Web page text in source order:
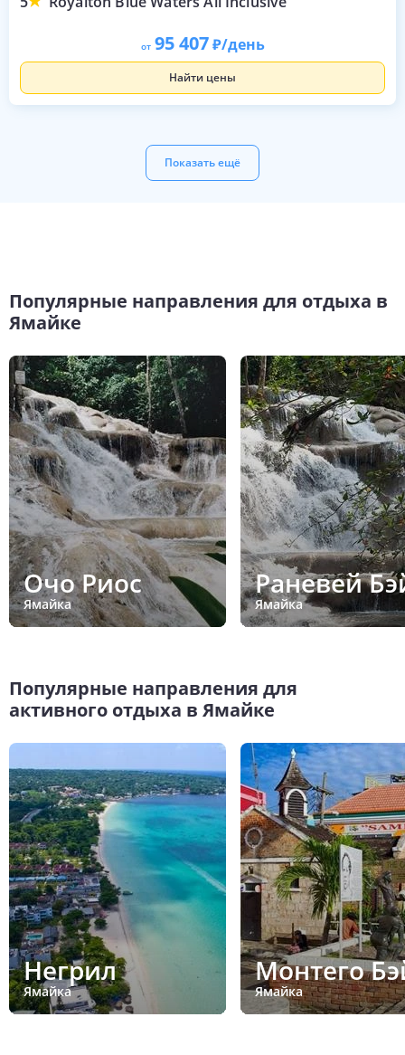
от 95 407 /день
Найти цены
Показать ещё
Популярные направления для отдыха в
Ямайке
Очо Риос
Ямайка
Раневей
Ямайка
Популярные направления для
активного отдыха в Ямайке
Негрил
Ямайка
Монтего
Ямайка